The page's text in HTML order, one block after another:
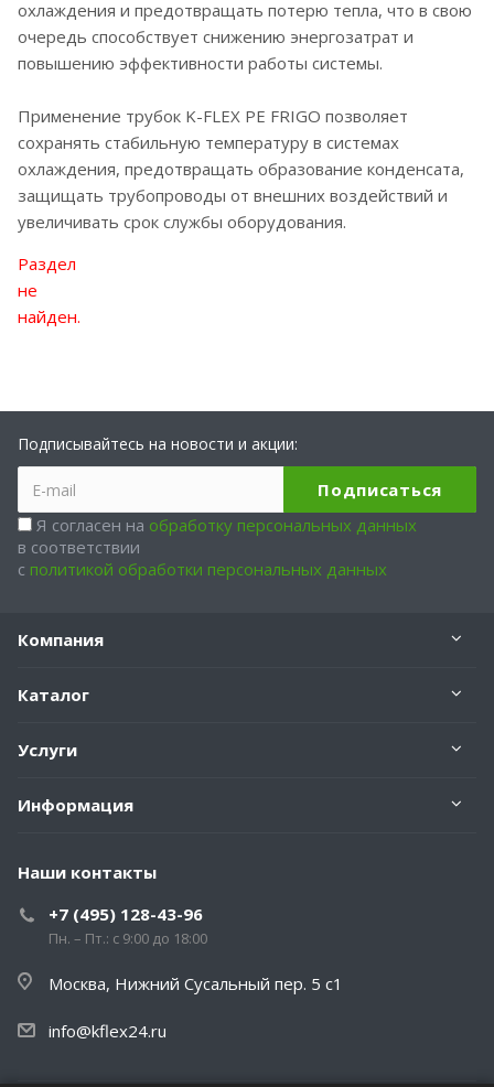
охлаждения и предотвращать потерю тепла, что в свою
очередь способствует снижению энергозатрат и
повышению эффективности работы системы.
Применение трубок K-FLEX PE FRIGO позволяет
сохранять стабильную температуру в системах
охлаждения, предотвращать образование конденсата,
защищать трубопроводы от внешних воздействий и
увеличивать срок службы оборудования.
Раздел
не
найден.
Подписывайтесь на новости и акции:
Я согласен на обработку персональных данных
в соответствии
с политикой обработки персональных данных
Компания
Каталог
Услуги
Информация
Наши контакты
+7 (495) 128-43-96
Пн. – Пт.: с 9:00 до 18:00
Москва, Нижний Сусальный пер. 5 с1
info@kflex24.ru